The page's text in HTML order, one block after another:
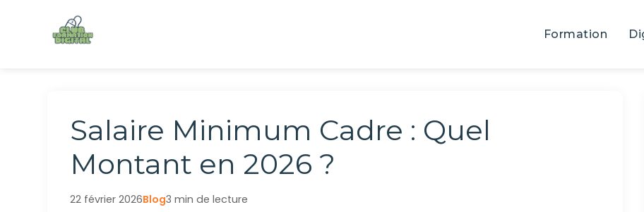
Formation
Salaire Minimum Cadre : Quel
Montant en 2026 ?
22 février 2026Blog3 min de lecture